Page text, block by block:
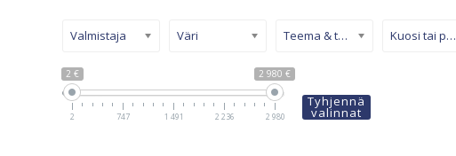
2 € 2 980 €
2 747 1 491 2 236 2 980
Valmistaja Väri Teema & tyyli Kuosi tai pinta
Tyhjennä
valinnat